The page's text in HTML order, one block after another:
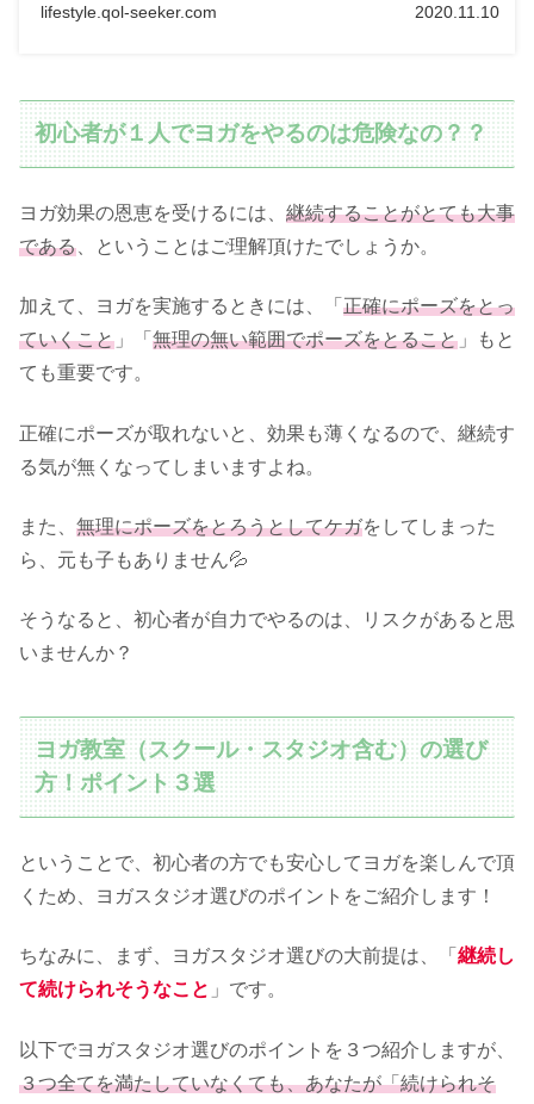
lifestyle.qol-seeker.com 2020.11.10
初心者が１人でヨガをやるのは危険なの？？
ヨガ効果の恩恵を受けるには、 継続することがとても大事
である 、ということはご理解頂けたでしょうか。
加えて、ヨガを実施するときには、「 正確にポーズをとっ
ていくこと 」「 無理の無い範囲でポーズをとること 」もと
ても重要です。
正確にポーズが取れないと、効果も薄くなるので、継続す
る気が無くなってしまいますよね。
また、 無理にポーズをとろうとしてケガをしてしまった
ら、元も子もありません💦
そうなると、初心者が自力でやるのは、リスクがあると思
いませんか？
ヨガ教室（スクール・スタジオ含む）の選び
方！ポイント３選
ということで、初心者の方でも安心してヨガを楽しんで頂
くため、ヨガスタジオ選びのポイントをご紹介します！
ちなみに、まず、ヨガスタジオ選びの大前提は、「 継続し
て続けられそうなこと 」です。
以下でヨガスタジオ選びのポイントを３つ紹介しますが、
３つ全てを満たしていなくても、あなたが「続けられそ